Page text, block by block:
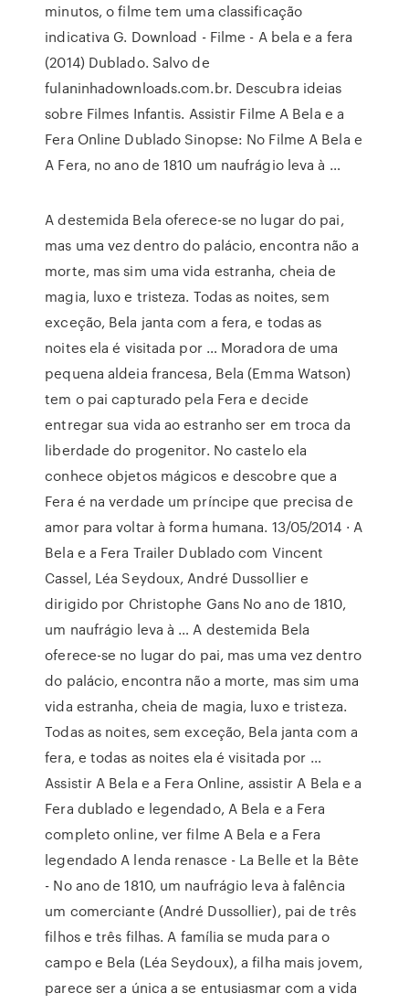
minutos, o filme tem uma classificação
indicativa G. Download - Filme - A bela e a fera
(2014) Dublado. Salvo de
fulaninhadownloads.com.br. Descubra ideias
sobre Filmes Infantis. Assistir Filme A Bela e a
Fera Online Dublado Sinopse: No Filme A Bela e
A Fera, no ano de 1810 um naufrágio leva à …
A destemida Bela oferece-se no lugar do pai,
mas uma vez dentro do palácio, encontra não a
morte, mas sim uma vida estranha, cheia de
magia, luxo e tristeza. Todas as noites, sem
exceção, Bela janta com a fera, e todas as
noites ela é visitada por … Moradora de uma
pequena aldeia francesa, Bela (Emma Watson)
tem o pai capturado pela Fera e decide
entregar sua vida ao estranho ser em troca da
liberdade do progenitor. No castelo ela
conhece objetos mágicos e descobre que a
Fera é na verdade um príncipe que precisa de
amor para voltar à forma humana. 13/05/2014 · A
Bela e a Fera Trailer Dublado com Vincent
Cassel, Léa Seydoux, André Dussollier e
dirigido por Christophe Gans No ano de 1810,
um naufrágio leva à … A destemida Bela
oferece-se no lugar do pai, mas uma vez dentro
do palácio, encontra não a morte, mas sim uma
vida estranha, cheia de magia, luxo e tristeza.
Todas as noites, sem exceção, Bela janta com a
fera, e todas as noites ela é visitada por …
Assistir A Bela e a Fera Online, assistir A Bela e a
Fera dublado e legendado, A Bela e a Fera
completo online, ver filme A Bela e a Fera
legendado A lenda renasce - La Belle et la Bête
- No ano de 1810, um naufrágio leva à falência
um comerciante (André Dussollier), pai de três
filhos e três filhas. A família se muda para o
campo e Bela (Léa Seydoux), a filha mais jovem,
parece ser a única a se entusiasmar com a vida